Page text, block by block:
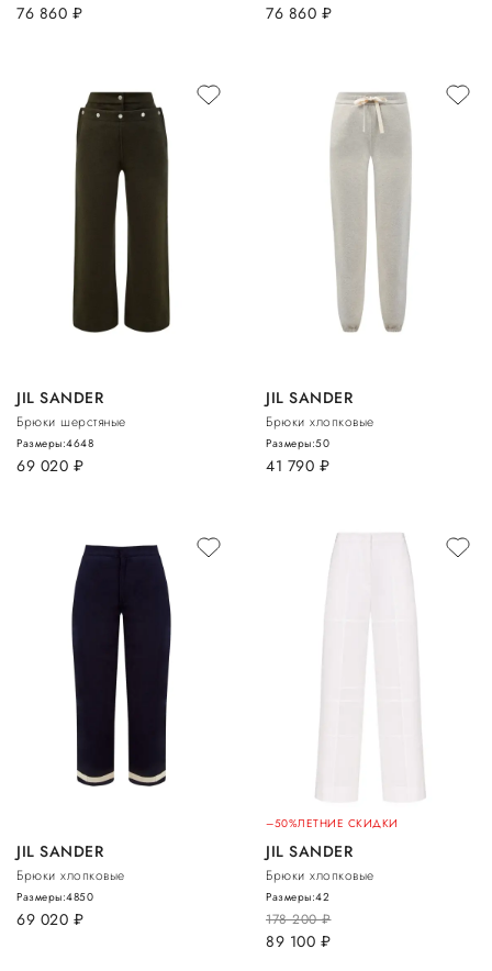
76 860 руб. 76 860 руб.
JIL SANDER
Брюки шерстяные
69 020 руб.
Размеры:4648
JIL SANDER
Брюки хлопковые
41 790 руб.
Размеры:50
JIL SANDER
Брюки хлопковые
69 020 руб.
Размеры:4850
–50%ЛЕТНИЕ СКИДКИ
JIL SANDER
Брюки хлопковые
178 200руб.
89 100 руб.
Размеры:42